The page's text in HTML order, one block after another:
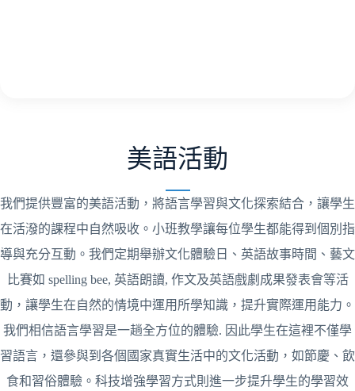
美語活動
我們提供豐富的美語活動，將語言學習與文化探索結合，讓學生
在活潑的課程中自然吸收。小班教學讓每位學生都能得到個別指
導與充分互動。我們定期舉辦文化體驗日、英語故事時間、藝文
比賽如 spelling bee, 英語朗讀, 作文及英語戲劇成果發表會等活
動，讓學生在自然的情境中運用所學知識，提升實際運用能力。
我們相信語言學習是一趟全方位的體驗. 因此學生在這裡不僅學
習語言，還參與到各個國家真實生活中的文化活動，如節慶、飲
食和習俗體驗。科技增強學習方式則進一步提升學生的學習效